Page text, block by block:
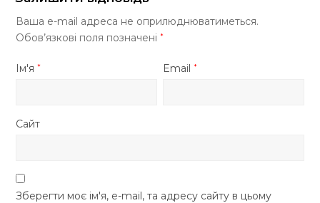
Ваша e-mail адреса не оприлюднюватиметься.
Обов’язкові поля позначені*
Ім'я* Email*
Сайт
Зберегти моє ім'я, e-mail, та адресу сайту в цьому